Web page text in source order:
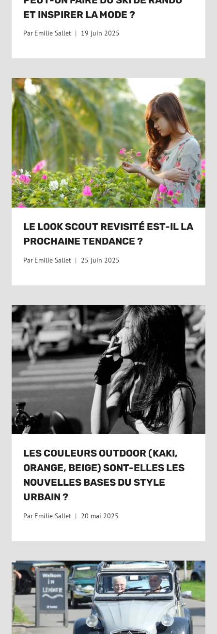
ET INSPIRER LA MODE ?
Par Emilie Sallet 19 juin 2025
LE LOOK SCOUT REVISITÉ EST-IL LA
PROCHAINE TENDANCE ?
Par Emilie Sallet 25 juin 2025
LES COULEURS OUTDOOR (KAKI,
ORANGE, BEIGE) SONT-ELLES LES
NOUVELLES BASES DU STYLE
URBAIN ?
Par Emilie Sallet 20 mai 2025